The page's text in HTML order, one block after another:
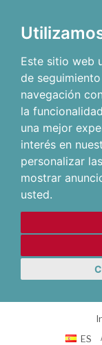
Este sitio web
de
navegación
la
una mejor
interés en
personalizar
mostrar
usted.
ES